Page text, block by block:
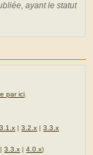
ayant le statut
par ici
3.1.x |3.2.x |3.3.x
|3.3.x |4.0.x)